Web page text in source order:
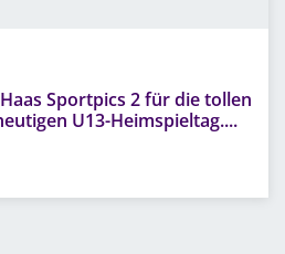
Sportpics 2 für die tollen
U13-Heimspieltag....